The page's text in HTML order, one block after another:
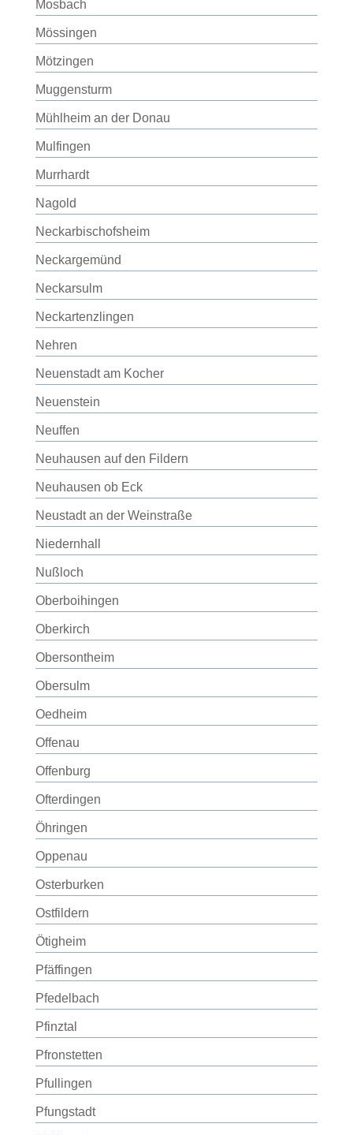
Mosbach
Mössingen
Mötzingen
Muggensturm
Mühlheim an der Donau
Mulfingen
Murrhardt
Nagold
Neckarbischofsheim
Neckargemünd
Neckarsulm
Neckartenzlingen
Nehren
Neuenstadt am Kocher
Neuenstein
Neuffen
Neuhausen auf den Fildern
Neuhausen ob Eck
Neustadt an der Weinstraße
Niedernhall
Nußloch
Oberboihingen
Oberkirch
Obersontheim
Obersulm
Oedheim
Offenau
Offenburg
Ofterdingen
Öhringen
Oppenau
Osterburken
Ostfildern
Ötigheim
Pfäffingen
Pfedelbach
Pfinztal
Pfronstetten
Pfullingen
Pfungstadt